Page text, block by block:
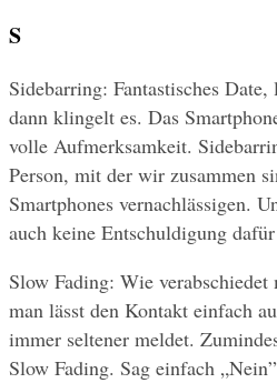
S
Sidebarring: Fantastisches
dann klingelt es. Das
volle Aufmerksamkeit.
Person, mit der wir zusammen
Smartphones vernachlässigen.
auch keine Entschuldigung
Slow Fading: Wie
man lässt den Kontakt einfach
immer seltener meldet.
Slow Fading. Sag einfach